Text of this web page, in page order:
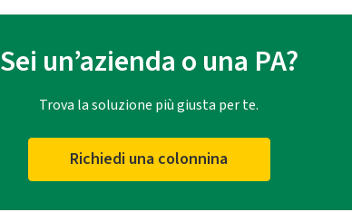
Sei un’azienda o una PA?
Trova la soluzione più giusta per te.
Richiedi una colonnina